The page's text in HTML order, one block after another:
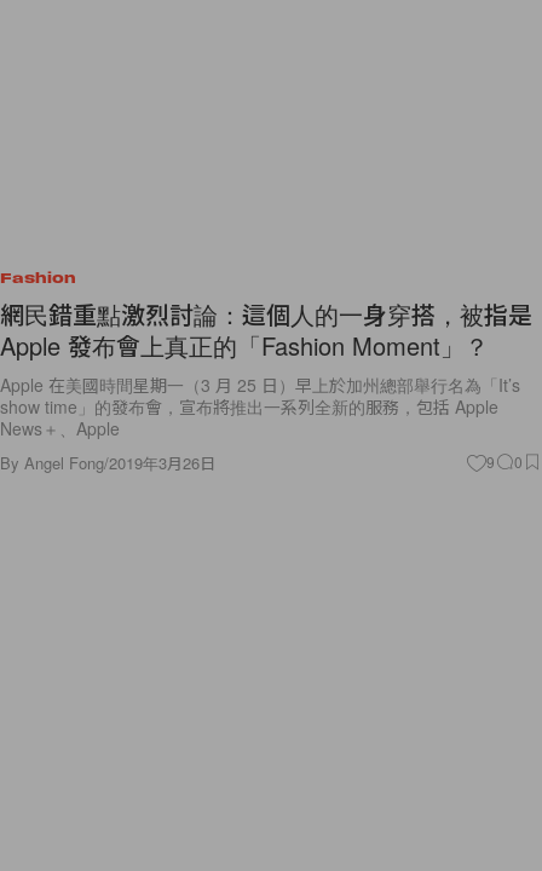
Fashion
網民錯重點激烈討論：這個人的一身穿搭，被指是
Apple 發布會上真正的「Fashion Moment」？
Apple 在美國時間星期一（3 月 25 日）早上於加州總部舉行名為「It’s
show time」的發布會，宣布將推出一系列全新的服務，包括 Apple
News＋、Apple
By Angel Fong/2019年3月26日 9 0